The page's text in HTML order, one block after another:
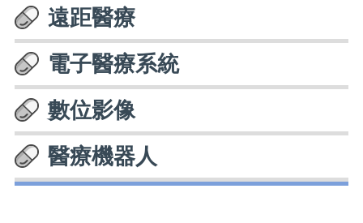
遠距醫療
電子醫療系統
數位影像
醫療機器人